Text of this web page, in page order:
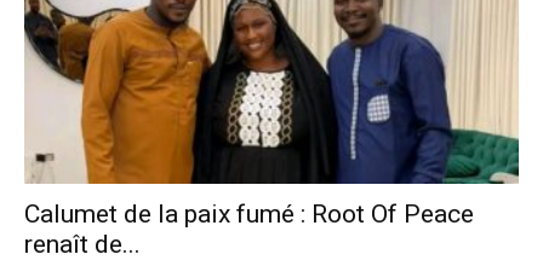
Calumet de la paix fumé : Root Of Peace
renaît de...